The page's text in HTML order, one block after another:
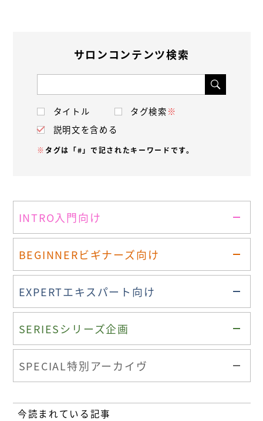
サロンコンテンツ検索
タイトル タグ検索※
説明文を含める
※ タグは「#」で記されたキーワードです。
INTRO入門向け
BEGINNERビギナーズ向け
EXPERTエキスパート向け
SERIESシリーズ企画
SPECIAL特別アーカイヴ
今読まれている記事